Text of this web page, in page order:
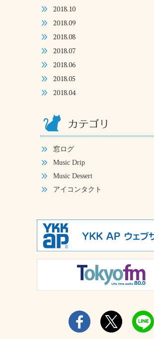
2018.10
2018.09
2018.08
2018.07
2018.06
2018.05
2018.04
窓ログ
Music Drip
Music Dessert
アイコンタクト